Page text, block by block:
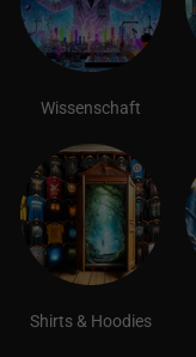
Wissenschaft
Shirts & Hoodies